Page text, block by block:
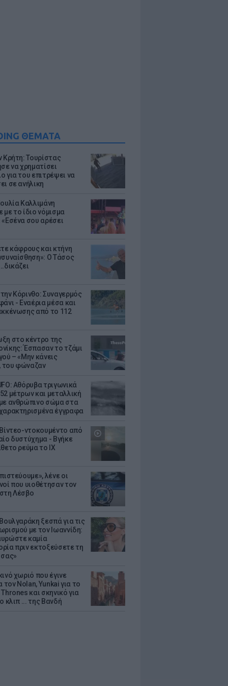
ΘΕΜΑΤΑ
Κρήτη: Τουρίστας
να χρηματίσει
για του επιτρέψει να
σε ανήλικη
Καλλιμάνη
το ίδιο νόμισμα
σου αρέσει
κάφρους και κτήνη
Ο Τάσος
Κόρινθο: Συναγερμός
- Εναέρια μέσα και
από το 112
στο κέντρο της
Έσπασαν το τζάμι
– «Μην κάνεις
του φώναζαν
Αθόρυβα τριγωνικά
μέτρων και μεταλλική
ανθρώπινο σώμα στα
έγγραφα
ντοκουμέντο από
δυστύχημα - Βγήκε
ρεύμα το ΙΧ
λένε οι
που υιοθέτησαν τον
Λέσβο
ξεσπά για τις
με τον Ιωαννίδη:
καμία
πριν εκτοξεύσετε τη
χωριό που έγινε
τον Nolan, Yunkai για το
και σκηνικό για
κλιπ ... της Βανδή